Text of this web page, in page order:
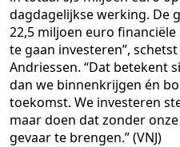
dagdagelijkse werking. De
22,5 miljoen euro
te gaan investeren”,
Andriessen. “Dat betekent
dan we binnenkrijgen én
toekomst. We investeren
maar doen dat zonder
gevaar te brengen.” (VNJ)